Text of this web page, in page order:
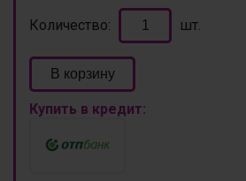
Количество: шт.
В корзину
Купить в кредит: